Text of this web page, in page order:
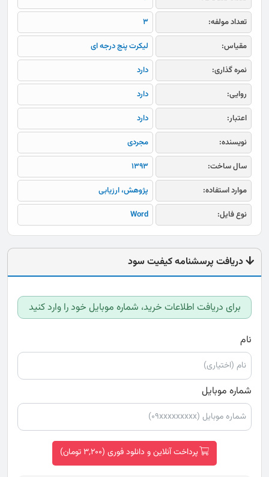
تعداد مولفه:
3
مقیاس:
لیکرت پنج درجه ای
نمره گذاری:
دارد
روایی:
دارد
اعتبار:
دارد
نویسنده:
مجردی
سال ساخت:
1393
موارد استفاده:
پژوهش، ارزیابی
نوع فایل:
Word
دریافت پرسشنامه کیفیت سود
برای دریافت اطلاعات خرید، شماره موبایل خود را وارد کنید
نام
شماره موبایل
پرداخت آنلاین و دانلود فوری (3,200 تومان)